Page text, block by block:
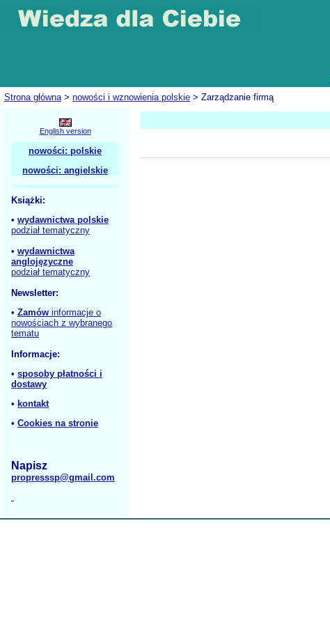
Strona główna> nowości i wznowienia polskie > Zarządzanie firmą
English version
nowości: polskie
nowości: angielskie
Książki:
• wydawnictwa polskie
podział tematyczny
• wydawnictwa
anglojęzyczne
podział tematyczny
Newsletter:
• Zamów informacje o
nowościach z wybranego
tematu
Informacje:
• sposoby płatności i
dostawy
• kontakt
• Cookies na stronie
Napisz
propresssp@gmail.com